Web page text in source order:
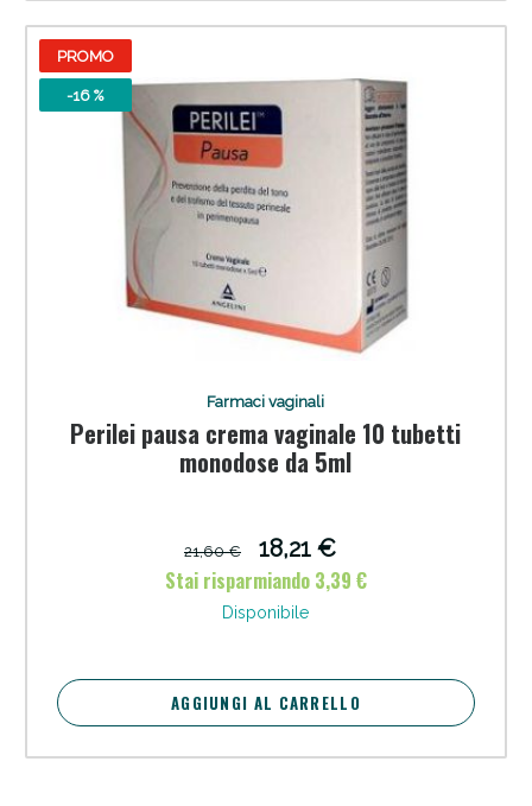
PROMO
-16 %
Farmaci vaginali
Perilei pausa crema vaginale 10 tubetti
monodose da 5ml
21,60 €
18,21 €
Stai risparmiando 3,39 €
Disponibile
AGGIUNGI AL CARRELLO